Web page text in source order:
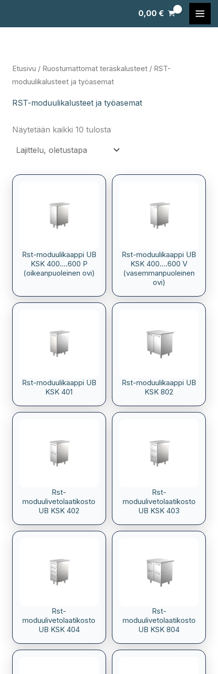
0,00€
Etusivu / Ruostumattomat teräskalusteet/ RST-
moduulikalusteet ja työasemat
RST-moduulikalusteet ja työasemat
Näytetään kaikki 10 tulosta
Rst-moduulikaappi UB
KSK 400….600 P
(oikeanpuoleinen ovi)
Rst-moduulikaappi UB
KSK 400….600 V
(vasemmanpuoleinen
ovi)
Rst-moduulikaappi UB
KSK 401
Rst-moduulikaappi UB
KSK 802
Rst-
moduulivetolaatikosto
UB KSK 402
Rst-
moduulivetolaatikosto
UB KSK 403
Rst-
moduulivetolaatikosto
UB KSK 404
Rst-
moduulivetolaatikosto
UB KSK 804